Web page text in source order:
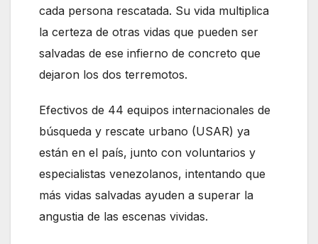
cada persona rescatada. Su vida multiplica
la certeza de otras vidas que pueden ser
salvadas de ese infierno de concreto que
dejaron los dos terremotos.
Efectivos de 44 equipos internacionales de
búsqueda y rescate urbano (USAR) ya
están en el país, junto con voluntarios y
especialistas venezolanos, intentando que
más vidas salvadas ayuden a superar la
angustia de las escenas vividas.